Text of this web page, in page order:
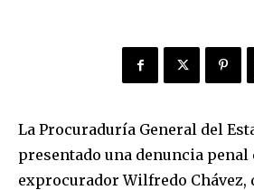
La Procuraduría General del
presentado una denuncia penal
exprocurador Wilfredo Chávez,